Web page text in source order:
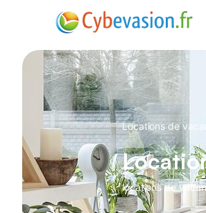
Locations de
locations de